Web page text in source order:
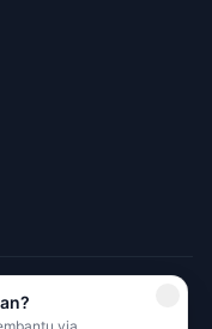
reserved.